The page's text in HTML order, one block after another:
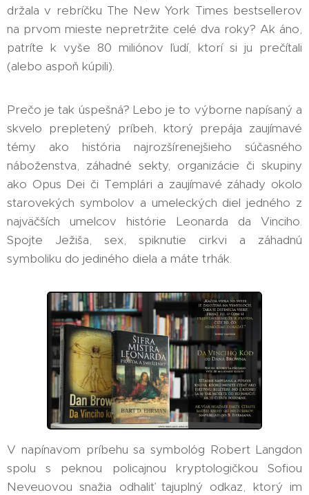
držala v rebríčku The New York Times bestsellerov
na prvom mieste nepretržite celé dva roky? Ak áno,
patríte k vyše 80 miliónov ľudí, ktorí si ju prečítali
(alebo aspoň kúpili).
Prečo je tak úspešná? Lebo je to výborne napísaný a
skvelo prepletený príbeh, ktorý prepája zaujímavé
témy ako história najrozšírenejšieho súčasného
náboženstva, záhadné sekty, organizácie či skupiny
ako Opus Dei či Templári a zaujímavé záhady okolo
starovekých symbolov a umeleckých diel jedného z
najväčších umelcov histórie Leonarda da Vinciho.
Spojte Ježiša, sex, spiknutie cirkvi a záhadnú
symboliku do jediného diela a máte trhák.
V napínavom príbehu sa symbológ Robert Langdon
spolu s peknou policajnou kryptologičkou Sofiou
Neveuovou snažia odhaliť tajuplný odkaz, ktorý im